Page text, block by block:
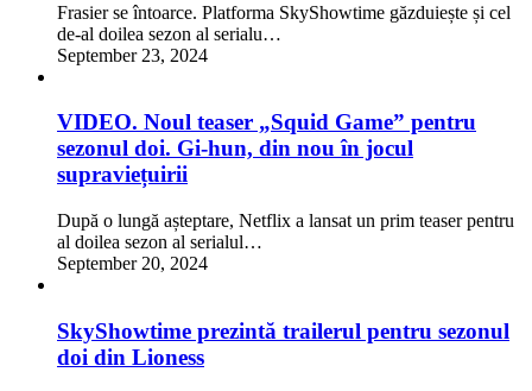
Frasier se întoarce. Platforma SkyShowtime găzduiește și cel
de-al doilea sezon al serialu…
September 23, 2024
VIDEO. Noul teaser „Squid Game” pentru
sezonul doi. Gi-hun, din nou în jocul
supraviețuirii
După o lungă așteptare, Netflix a lansat un prim teaser pentru
al doilea sezon al serialul…
September 20, 2024
SkyShowtime prezintă trailerul pentru sezonul
doi din Lioness